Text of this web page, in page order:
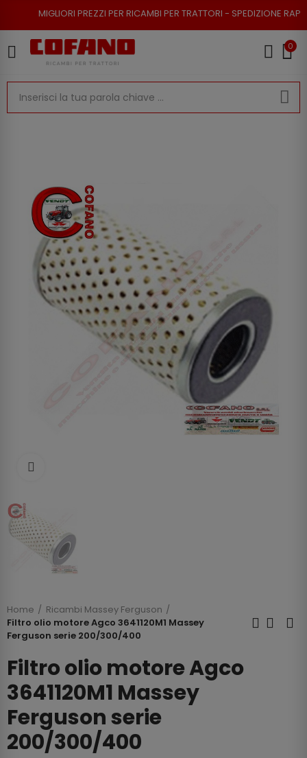
PREZZI PER RICAMBI PER TRATTORI - SPEDIZIONE RAPIDA - RESO
0
Home
Ricambi Massey Ferguson
Filtro olio motore Agco 3641120M1 Massey
Ferguson serie 200/300/400
Filtro olio motore Agco
3641120M1 Massey
Ferguson serie
200/300/400